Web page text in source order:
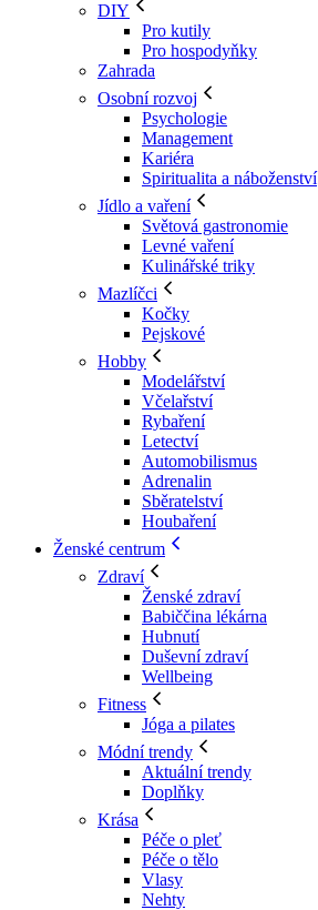
DIY
Pro kutily
Pro hospodyňky
Zahrada
Osobní rozvoj
Psychologie
Management
Kariéra
Spiritualita a náboženství
Jídlo a vaření
Světová gastronomie
Levné vaření
Kulinářské triky
Mazlíčci
Kočky
Pejskové
Hobby
Modelářství
Včelařství
Rybaření
Letectví
Automobilismus
Adrenalin
Sběratelství
Houbaření
Ženské centrum
Zdraví
Ženské zdraví
Babiččina lékárna
Hubnutí
Duševní zdraví
Wellbeing
Fitness
Jóga a pilates
Módní trendy
Aktuální trendy
Doplňky
Krása
Péče o pleť
Péče o tělo
Vlasy
Nehty